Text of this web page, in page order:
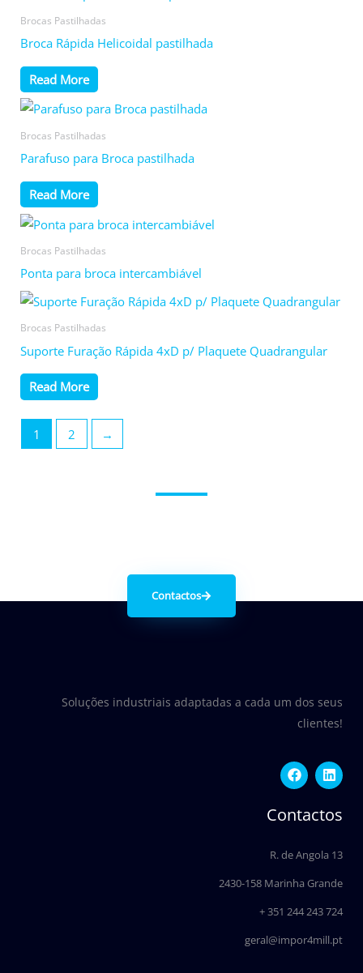
Brocas Pastilhadas
Broca Rápida Helicoidal pastilhada
Read More
Brocas Pastilhadas
Parafuso para Broca pastilhada
Read More
Brocas Pastilhadas
Ponta para broca intercambiável
Brocas Pastilhadas
Suporte Furação Rápida 4xD p/ Plaquete Quadrangular
Read More
1 2 →
Contactos
Soluções industriais adaptadas a cada um dos seus
clientes!
F
a
c
e
b
o
k
L
i
n
k
e
i
n
Contactos
R. de Angola 13
2430-158 Marinha Grande
+ 351 244 243 724
geral@impor4mill.pt